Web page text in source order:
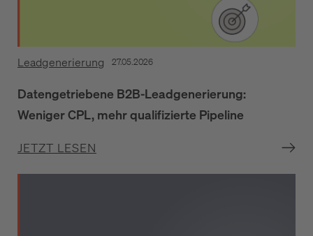
Leadgenerierung 27.05.2026
Datengetriebene B2B-Leadgenerierung:
Weniger CPL, mehr qualifizierte Pipeline
JETZT LESEN